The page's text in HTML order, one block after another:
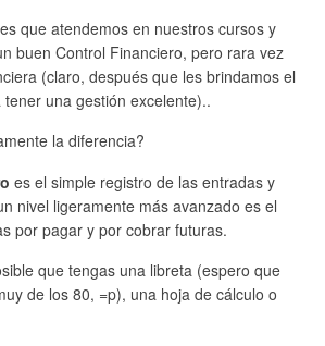
que atendemos en nuestros cursos y
buen Control Financiero, pero rara vez
(claro, después que les brindamos el
una gestión excelente)..
la diferencia?
es el simple registro de las entradas y
nivel ligeramente más avanzado es el
por pagar y por cobrar futuras.
que tengas una libreta (espero que
de los 80, =p), una hoja de cálculo o